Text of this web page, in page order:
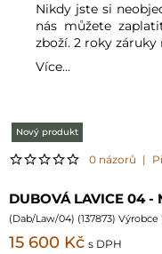
Nikdy jste si
nás můžete
zboží. 2 roky záruky
Více...
Nový produkt
0 názorů |
DUBOVÁ LAVICE 04 -
(Dab/Law/04) (137873) Výrobce
15 600 Kč s DPH